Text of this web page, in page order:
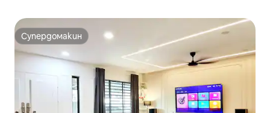
Супердомакин
Супердомакин